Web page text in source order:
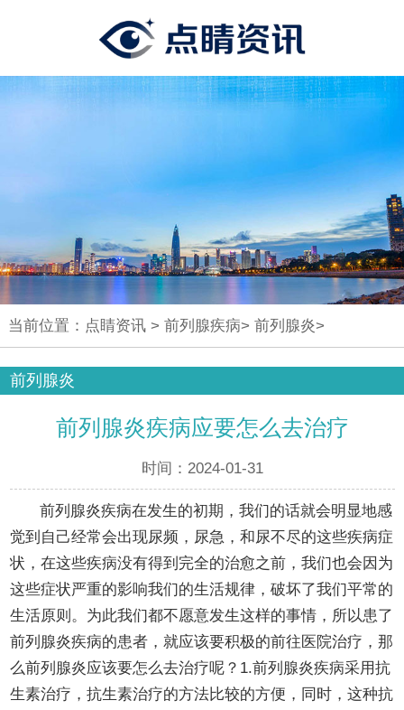
当前位置： 点睛资讯> 前列腺疾病> 前列腺炎>
前列腺炎
前列腺炎疾病应要怎么去治疗
时间：2024-01-31
前列腺炎疾病在发生的初期，我们的话就会明显地感
觉到自己经常会出现尿频，尿急，和尿不尽的这些疾病症
状，在这些疾病没有得到完全的治愈之前，我们也会因为
这些症状严重的影响我们的生活规律，破坏了我们平常的
生活原则。为此我们都不愿意发生这样的事情，所以患了
前列腺炎疾病的患者，就应该要积极的前往医院治疗，那
么前列腺炎应该要怎么去治疗呢？1.前列腺炎疾病采用抗
生素治疗，抗生素治疗的方法比较的方便，同时，这种抗